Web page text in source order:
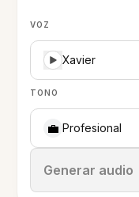
VOZ
Xavier
TONO
💼 Profesional
Generar audio
Detener